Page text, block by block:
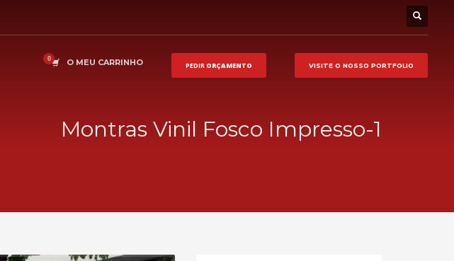
O MEU CARRINHO PEDIR ORÇAMENTO VISITE O NOSSO PORTFOLIO
Montras Vinil Fosco Impresso-1